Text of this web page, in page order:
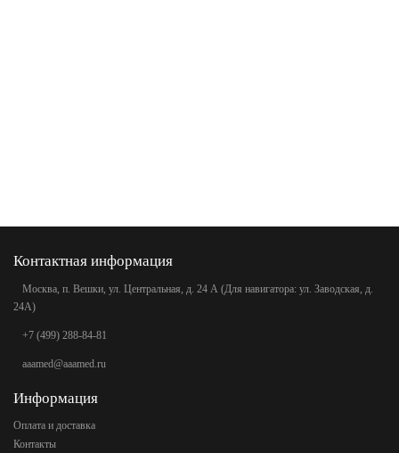
Контактная информация
Москва, п. Вешки, ул. Центральная, д. 24 А (Для навигатора: ул. Заводская, д.
24А)
+7 (499) 288-84-81
aaamed@aaamed.ru
Информация
Оплата и доставка
Контакты